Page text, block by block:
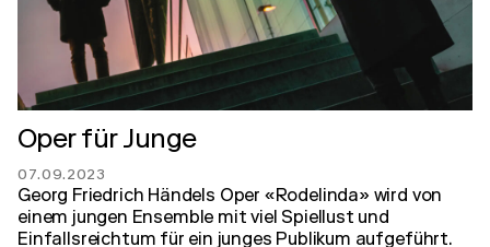
Oper für Junge
07.09.2023
Georg Friedrich Händels Oper «Rodelinda» wird von
einem jungen Ensemble mit viel Spiellust und
Einfallsreichtum für ein junges Publikum aufgeführt.